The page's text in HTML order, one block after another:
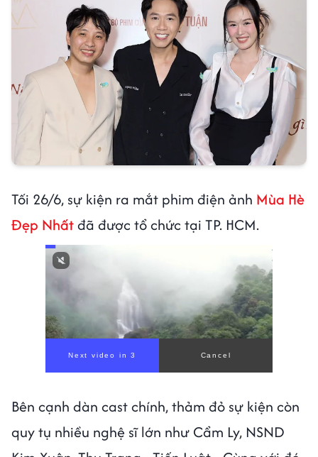
Tối 26/6, sự kiện ra mắt phim điện ảnh Mùa Hè
Đẹp Nhấtđã được tổ chức tại TP. HCM.
Next video in 1 Cancel
Bên cạnh dàn cast chính, thảm đỏ sự kiện còn
quy tụ nhiều nghệ sĩ lớn như Cẩm Ly, NSND